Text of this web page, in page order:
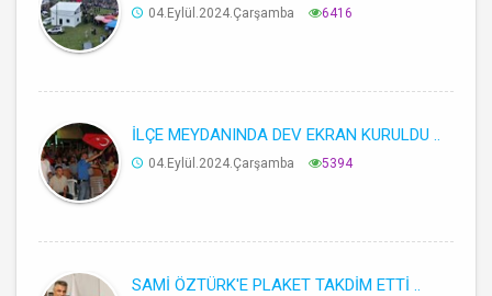
04.Eylül.2024.Çarşamba 6416
İLÇE MEYDANINDA DEV EKRAN KURULDU ..
04.Eylül.2024.Çarşamba 5394
SAMİ ÖZTÜRK'E PLAKET TAKDİM ETTİ ..